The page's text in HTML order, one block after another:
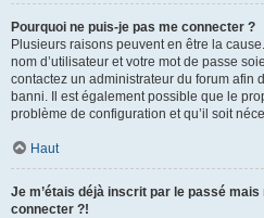
Pourquoi ne puis-je pas me connecter ?
Plusieurs raisons peuvent en être la
nom d’utilisateur et votre mot de passe
contactez un administrateur du forum afin
banni. Il est également possible que le
problème de configuration et qu’il soit
Haut
Je m’étais déjà inscrit par le passé
connecter ?!